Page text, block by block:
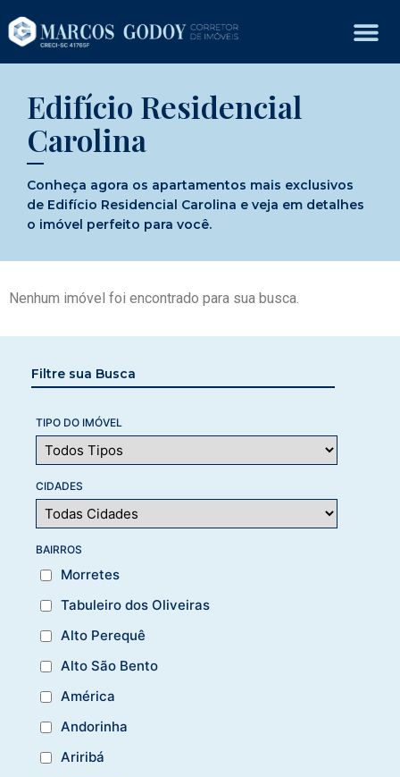
Edifício Residencial
Carolina
Conheça agora os apartamentos mais exclusivos
de Edifício Residencial Carolina e veja em detalhes
o imóvel perfeito para você.
Filtre sua Busca
TIPO DO IMÓVEL
CIDADES
BAIRROS
Morretes
Tabuleiro dos Oliveiras
Alto Perequê
Alto São Bento
América
Andorinha
Ariribá
Nenhum imóvel foi encontrado para sua busca.